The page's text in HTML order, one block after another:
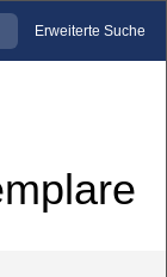
Erweiterte Suche